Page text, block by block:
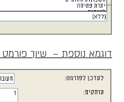
דוגמא נוספת – שיוך